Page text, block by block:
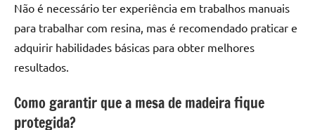
Não é necessário ter experiência em trabalhos manuais
para trabalhar com resina, mas é recomendado praticar e
adquirir habilidades básicas para obter melhores
resultados.
Como garantir que a mesa de madeira fique
protegida?